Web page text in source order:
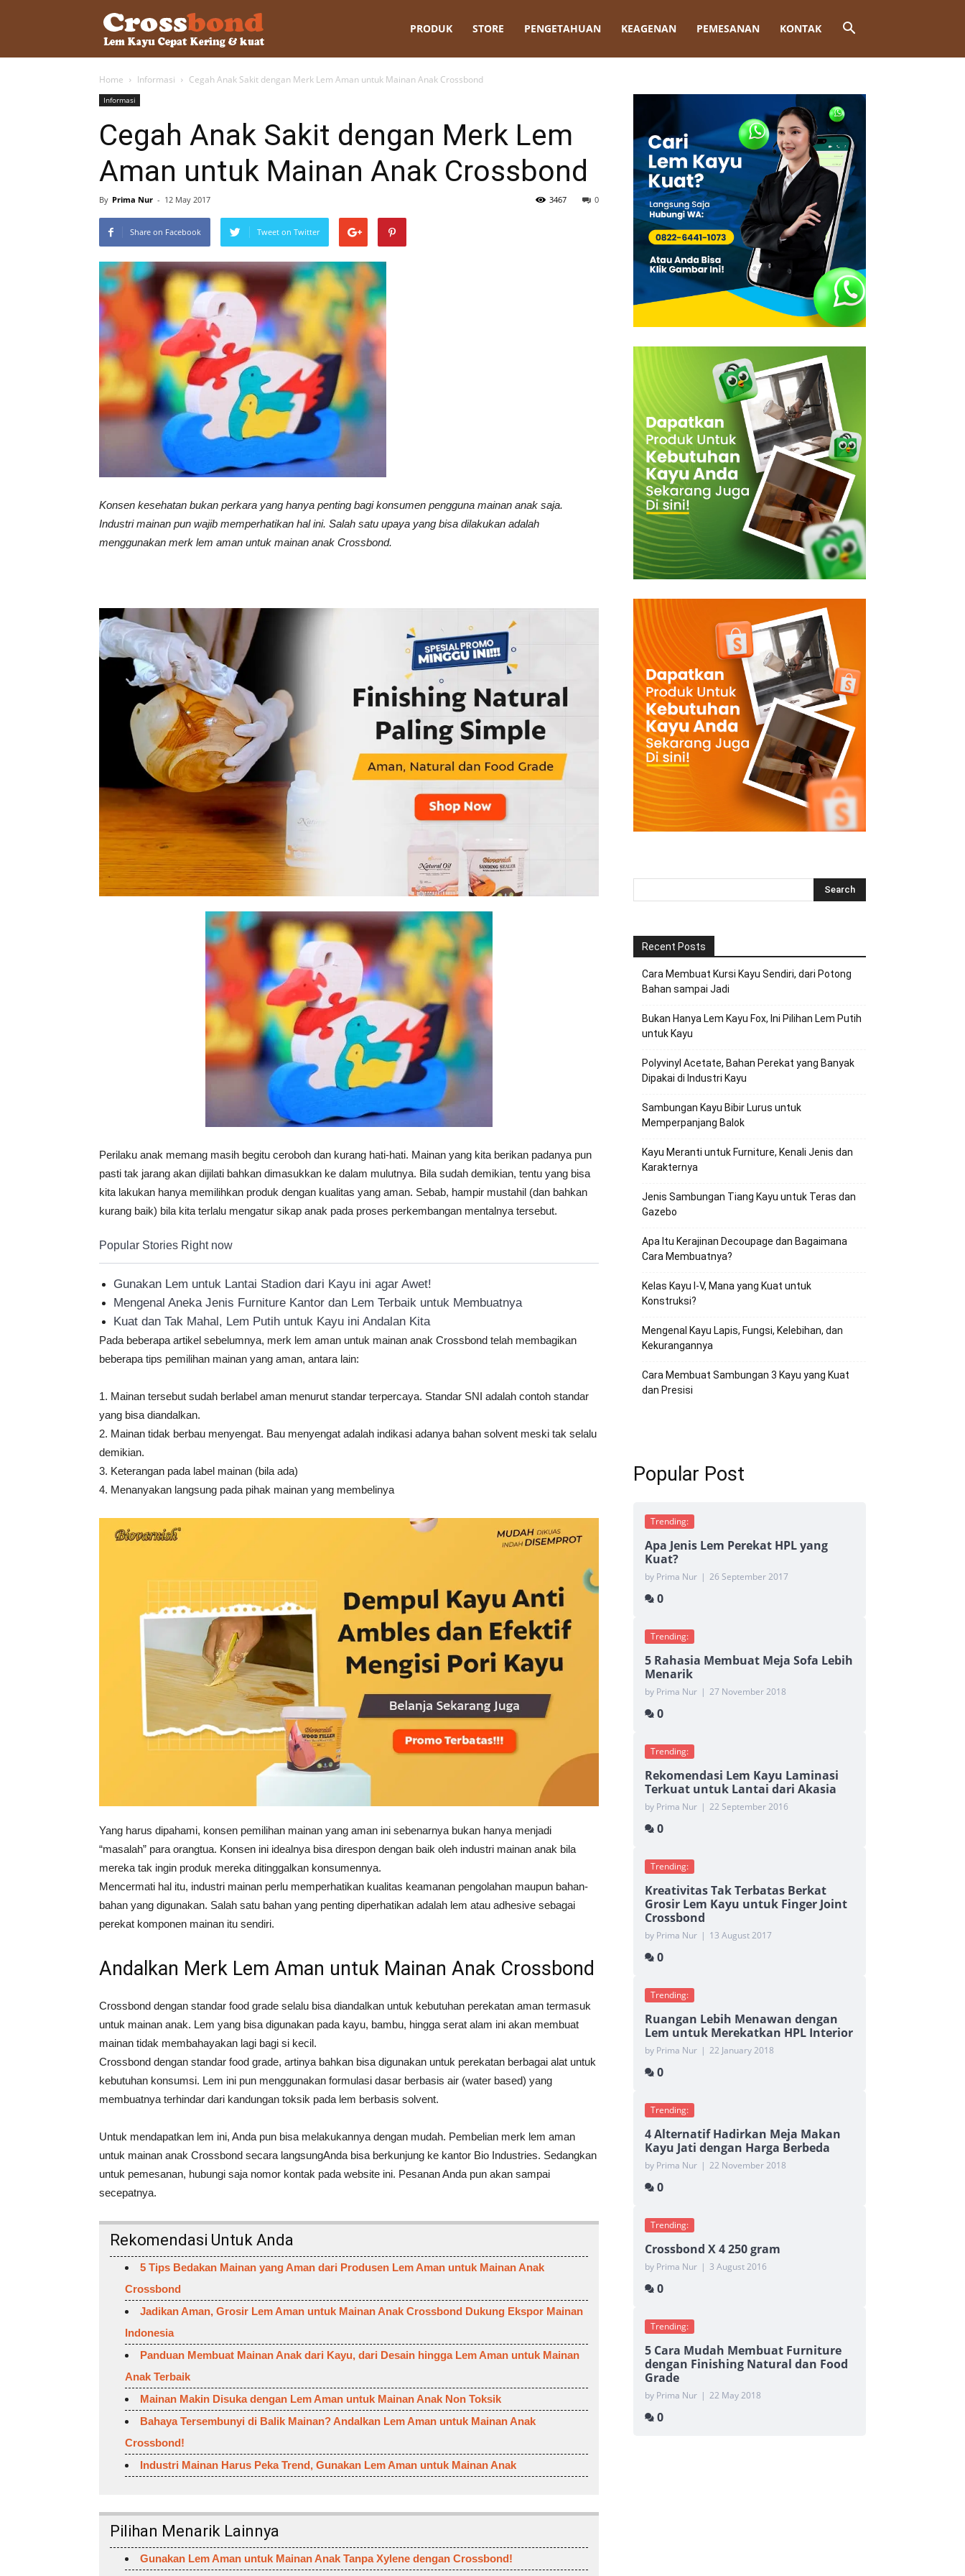
–
Lem
Kertas,
Vinyl
Cepat
Kuat
Lama
PRODUK STORE PENGETAHUAN KEAGENAN PEMESANAN KONTAK
Home Informasi Cegah Anak Sakit dengan Merk Lem Aman untuk Mainan Anak Crossbond
Informasi
Cegah Anak Sakit dengan Merk Lem
Aman untuk Mainan Anak Crossbond
By Prima Nur - 12 May 2017 0
3467
Share on Facebook Tweet on Twitter
Konsen kesehatan bukan perkara yang hanya penting bagi konsumen pengguna mainan anak saja.
Industri mainan pun wajib memperhatikan hal ini. Salah satu upaya yang bisa dilakukan adalah
menggunakan merk lem aman untuk mainan anak Crossbond.
Perilaku anak memang masih begitu ceroboh dan kurang hati-hati. Mainan yang kita berikan padanya pun
pasti tak jarang akan dijilati bahkan dimasukkan ke dalam mulutnya. Bila sudah demikian, tentu yang bisa
kita lakukan hanya memilihkan produk dengan kualitas yang aman. Sebab, hampir mustahil (dan bahkan
kurang baik) bila kita terlalu mengatur sikap anak pada proses perkembangan mentalnya tersebut.
Popular Stories Right now
Gunakan Lem untuk Lantai Stadion dari Kayu ini agar Awet!
Mengenal Aneka Jenis Furniture Kantor dan Lem Terbaik untuk Membuatnya
Kuat dan Tak Mahal, Lem Putih untuk Kayu ini Andalan Kita
Pada beberapa artikel sebelumnya, merk lem aman untuk mainan anak Crossbond telah membagikan
beberapa tips pemilihan mainan yang aman, antara lain:
1. Mainan tersebut sudah berlabel aman menurut standar terpercaya. Standar SNI adalah contoh standar
yang bisa diandalkan.
2. Mainan tidak berbau menyengat. Bau menyengat adalah indikasi adanya bahan solvent meski tak selalu
demikian.
3. Keterangan pada label mainan (bila ada)
4. Menanyakan langsung pada pihak mainan yang membelinya
Yang harus dipahami, konsen pemilihan mainan yang aman ini sebenarnya bukan hanya menjadi
“masalah” para orangtua. Konsen ini idealnya bisa direspon dengan baik oleh industri mainan anak bila
mereka tak ingin produk mereka ditinggalkan konsumennya.
Mencermati hal itu, industri mainan perlu memperhatikan kualitas keamanan pengolahan maupun bahan-
bahan yang digunakan. Salah satu bahan yang penting diperhatikan adalah lem atau adhesive sebagai
perekat komponen mainan itu sendiri.
Andalkan Merk Lem Aman untuk Mainan Anak Crossbond
Crossbond dengan standar food grade selalu bisa diandalkan untuk kebutuhan perekatan aman termasuk
untuk mainan anak. Lem yang bisa digunakan pada kayu, bambu, hingga serat alam ini akan membuat
mainan tidak membahayakan lagi bagi si kecil.
Crossbond dengan standar food grade, artinya bahkan bisa digunakan untuk perekatan berbagai alat untuk
kebutuhan konsumsi. Lem ini pun menggunakan formulasi dasar berbasis air (water based) yang
membuatnya terhindar dari kandungan toksik pada lem berbasis solvent.
Untuk mendapatkan lem ini, Anda pun bisa melakukannya dengan mudah. Pembelian merk lem aman
untuk mainan anak Crossbond secara langsungAnda bisa berkunjung ke kantor Bio Industries. Sedangkan
untuk pemesanan, hubungi saja nomor kontak pada website ini. Pesanan Anda pun akan sampai
secepatnya.
Rekomendasi Untuk Anda
5 Tips Bedakan Mainan yang Aman dari Produsen Lem Aman untuk Mainan Anak
Crossbond
Jadikan Aman, Grosir Lem Aman untuk Mainan Anak Crossbond Dukung Ekspor Mainan
Indonesia
Panduan Membuat Mainan Anak dari Kayu, dari Desain hingga Lem Aman untuk Mainan
Anak Terbaik
Mainan Makin Disuka dengan Lem Aman untuk Mainan Anak Non Toksik
Bahaya Tersembunyi di Balik Mainan? Andalkan Lem Aman untuk Mainan Anak
Crossbond!
Industri Mainan Harus Peka Trend, Gunakan Lem Aman untuk Mainan Anak
Pilihan Menarik Lainnya
Gunakan Lem Aman untuk Mainan Anak Tanpa Xylene dengan Crossbond!
Recent Posts
Cara Membuat Kursi Kayu Sendiri, dari Potong
Bahan sampai Jadi
Bukan Hanya Lem Kayu Fox, Ini Pilihan Lem Putih
untuk Kayu
Polyvinyl Acetate, Bahan Perekat yang Banyak
Dipakai di Industri Kayu
Sambungan Kayu Bibir Lurus untuk
Memperpanjang Balok
Kayu Meranti untuk Furniture, Kenali Jenis dan
Karakternya
Jenis Sambungan Tiang Kayu untuk Teras dan
Gazebo
Apa Itu Kerajinan Decoupage dan Bagaimana
Cara Membuatnya?
Kelas Kayu I-V, Mana yang Kuat untuk
Konstruksi?
Mengenal Kayu Lapis, Fungsi, Kelebihan, dan
Kekurangannya
Cara Membuat Sambungan 3 Kayu yang Kuat
dan Presisi
Popular Post
Trending:
Apa Jenis Lem Perekat HPL yang
Kuat?
by Prima Nur | 26 September 2017
0
Trending:
5 Rahasia Membuat Meja Sofa Lebih
Menarik
by Prima Nur | 27 November 2018
0
Trending:
Rekomendasi Lem Kayu Laminasi
Terkuat untuk Lantai dari Akasia
by Prima Nur | 22 September 2016
0
Trending:
Kreativitas Tak Terbatas Berkat
Grosir Lem Kayu untuk Finger Joint
Crossbond
by Prima Nur | 13 August 2017
0
Trending:
Ruangan Lebih Menawan dengan
Lem untuk Merekatkan HPL Interior
by Prima Nur | 22 January 2018
0
Trending:
4 Alternatif Hadirkan Meja Makan
Kayu Jati dengan Harga Berbeda
by Prima Nur | 22 November 2018
0
Trending:
Crossbond X 4 250 gram
by Prima Nur | 3 August 2016
0
Trending:
5 Cara Mudah Membuat Furniture
dengan Finishing Natural dan Food
Grade
by Prima Nur | 22 May 2018
0